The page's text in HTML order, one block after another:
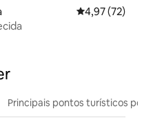
4,97 de uma
4,97 (72)
Principais pontos turísticos